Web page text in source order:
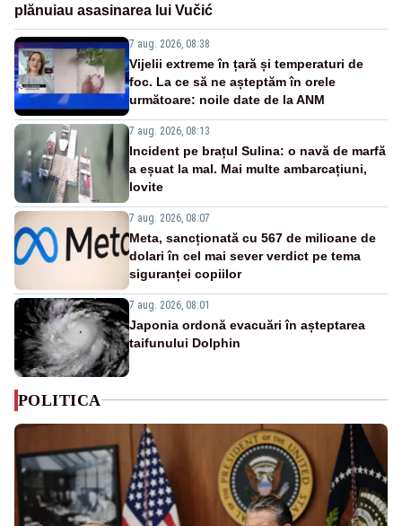
plănuiau asasinarea lui Vučić
7 aug. 2026, 08:38
Vijelii extreme în țară și temperaturi de
foc. La ce să ne așteptăm în orele
următoare: noile date de la ANM
7 aug. 2026, 08:13
Incident pe brațul Sulina: o navă de marfă
a eșuat la mal. Mai multe ambarcațiuni,
lovite
7 aug. 2026, 08:07
Meta, sancționată cu 567 de milioane de
dolari în cel mai sever verdict pe tema
siguranței copiilor
7 aug. 2026, 08:01
Japonia ordonă evacuări în așteptarea
taifunului Dolphin
POLITICA